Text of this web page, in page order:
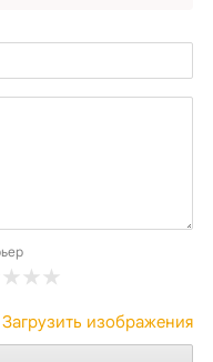
Загрузить изображения